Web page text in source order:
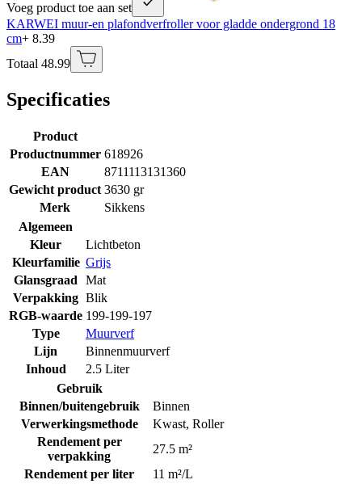
Voeg product toe aan set
KARWEI muur-en plafondverfroller voor gladde ondergrond 18
cm+ 8.39
Totaal 48.99
Specificaties
Product
Productnummer 618926
EAN
8711113131360
Gewicht product 3630 gr
Merk
Sikkens
Algemeen
Kleur
Lichtbeton
Kleurfamilie Grijs
Glansgraad
Mat
Verpakking Blik
RGB-waarde 199-199-197
Type
Muurverf
Lijn
Binnenmuurverf
Inhoud
2.5 Liter
Gebruik
Binnen/buitengebruik
Binnen
Verwerkingsmethode
Kwast, Roller
Rendement per
verpakking
27.5 m²
Rendement per liter
11 m²/L